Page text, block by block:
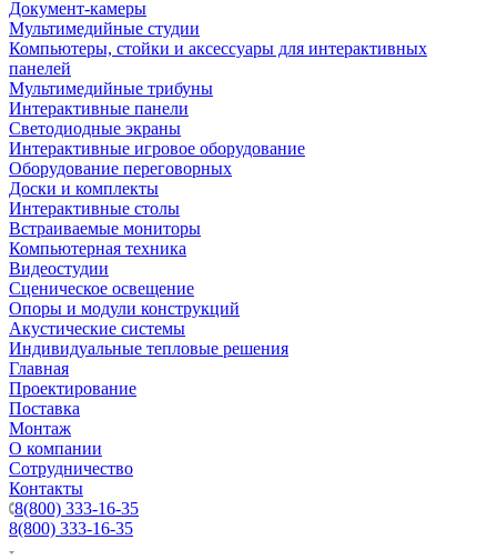
Документ-камеры
Мультимедийные студии
Компьютеры, стойки и аксессуары для интерактивных
панелей
Мультимедийные трибуны
Интерактивные панели
Светодиодные экраны
Интерактивные игровое оборудование
Оборудование переговорных
Доски и комплекты
Интерактивные столы
Встраиваемые мониторы
Компьютерная техника
Видеостудии
Cценическое освещение
Опоры и модули конструкций
Акустические системы
Индивидуальные тепловые решения
Главная
Проектирование
Поставка
Монтаж
О компании
Сотрудничество
Контакты
8(800) 333-16-35
8(800) 333-16-35